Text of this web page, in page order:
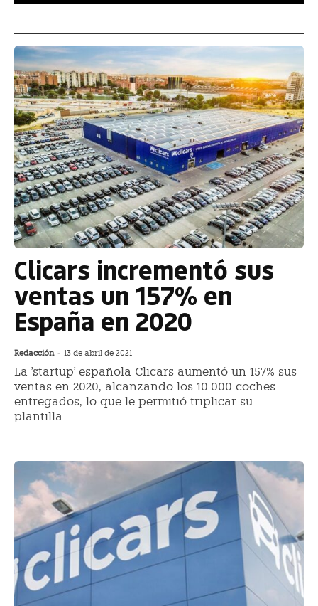
Clicars incrementó sus
ventas un 157% en
España en 2020
Redacción - 13 de abril de 2021
La 'startup' española Clicars aumentó un 157% sus
ventas en 2020, alcanzando los 10.000 coches
entregados, lo que le permitió triplicar su
plantilla